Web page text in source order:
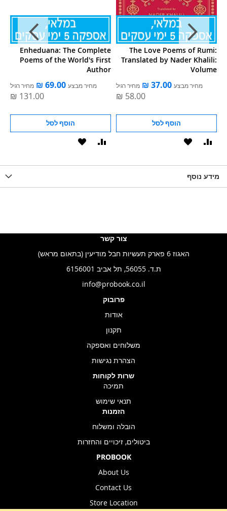
Enheduana: The Complete
Poems of the World's First
Author
מחיר מבצע מחיר רגיל
הוסף לסל
הוסף
The Love Poems of Rumi:
Translated by Nader Khalili:
Volume
מחיר מבצע מחיר רגיל
הוסף לסל
הוסף
מידע נוסף
צור קשר
האגוז 6 פארק תעשיות חבל מודיעין (בתאום מראש)
ת.ד. 56055, תל אביב 6156001
info@probook.co.il
פרובוק
אודות
תקנון
משלוחים ואספקה
הצהרת נגישות
שרות לקוחות
תמיכה
תנאי שימוש
הזמנות
הובלה ומשלוח
ביטולים, זיכויים והחזרות
PROBOOK
About Us
Contact Us
Store Location